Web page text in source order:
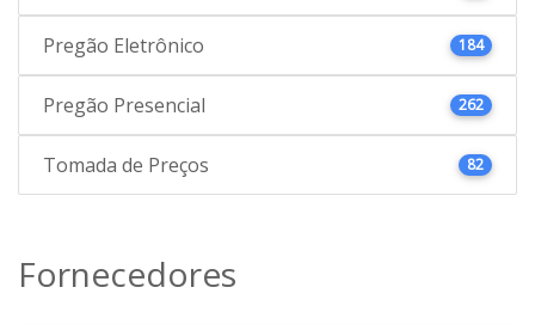
Pregão Eletrônico 184
Pregão Presencial 262
Tomada de Preços 82
Fornecedores